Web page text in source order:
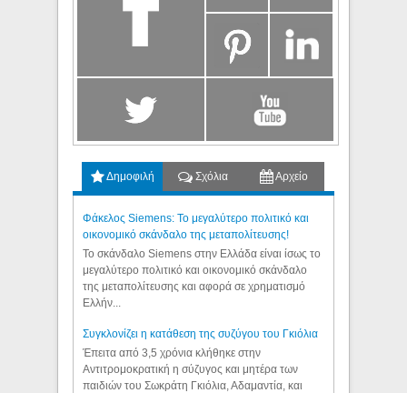
Δημοφιλή Σχόλια Αρχείο
Φάκελος Siemens: Το μεγαλύτερο πολιτικό και
οικονομικό σκάνδαλο της μεταπολίτευσης!
Το σκάνδαλο Siemens στην Ελλάδα είναι ίσως το
μεγαλύτερο πολιτικό και οικονομικό σκάνδαλο
της μεταπολίτευσης και αφορά σε χρηματισμό
Ελλήν...
Συγκλονίζει η κατάθεση της συζύγου του Γκιόλια
Έπειτα από 3,5 χρόνια κλήθηκε στην
Αντιτρομοκρατική η σύζυγος και μητέρα των
παιδιών του Σωκράτη Γκιόλια, Αδαμαντία, και